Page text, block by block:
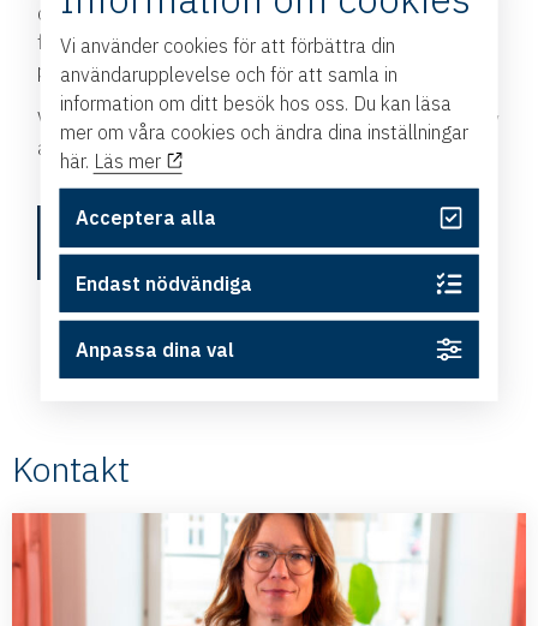
oss av våra erfarenheter under ledning av HR-experter
från FAB HR. Detaljerna för denna träff skickas via
personlig inbjudan till nätverkets medlemmar.
Vill du veta mer om nätverket eller är du intresserad av
att vara med under höstens första träff?
Läs mer om nätverket här
Kontakt
Vi använder cookies för att förbättra din
användarupplevelse och för att samla in
information om ditt besök hos oss. Du kan läsa
mer om våra cookies och ändra dina inställningar
här. Läs mer
Acceptera alla
Endast nödvändiga
Anpassa dina val